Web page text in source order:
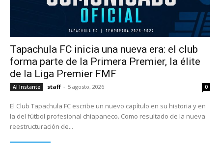
Tapachula FC inicia una nueva era: el club
forma parte de la Primera Premier, la élite
de la Liga Premier FMF
Al Instante staff - 5 agosto, 2026 0
El Club Tapachula FC escribe un nuevo capítulo en su historia y en
la del fútbol profesional chiapaneco. Como resultado de la nueva
reestructuración de...